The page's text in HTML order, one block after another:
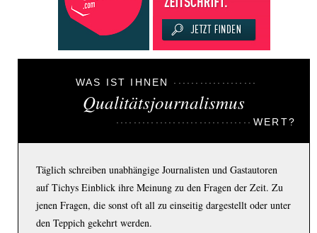
WAS IST IHNEN
Qualitätsjournalismus
WERT?
Täglich schreiben unabhängige Journalisten und Gastautoren
auf Tichys Einblick ihre Meinung zu den Fragen der Zeit. Zu
jenen Fragen, die sonst oft all zu einseitig dargestellt oder unter
den Teppich gekehrt werden.